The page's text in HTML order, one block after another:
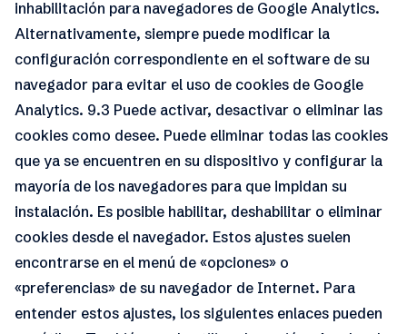
inhabilitación para navegadores de Google Analytics.
Alternativamente, siempre puede modificar la
configuración correspondiente en el software de su
navegador para evitar el uso de cookies de Google
Analytics. 9.3 Puede activar, desactivar o eliminar las
cookies como desee. Puede eliminar todas las cookies
que ya se encuentren en su dispositivo y configurar la
mayoría de los navegadores para que impidan su
instalación. Es posible habilitar, deshabilitar o eliminar
cookies desde el navegador. Estos ajustes suelen
encontrarse en el menú de «opciones» o
«preferencias» de su navegador de Internet. Para
entender estos ajustes, los siguientes enlaces pueden